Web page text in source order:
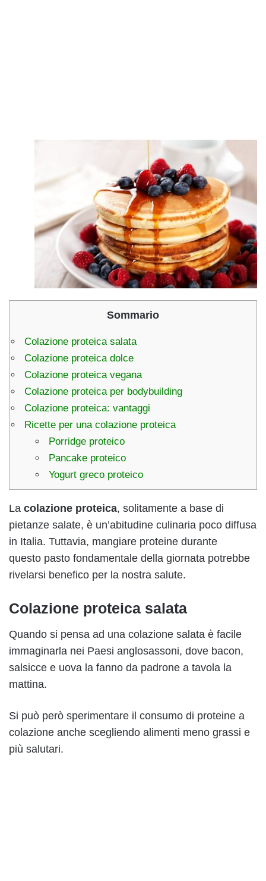
Sommario
Colazione proteica salata
Colazione proteica dolce
Colazione proteica vegana
Colazione proteica per bodybuilding
Colazione proteica: vantaggi
Ricette per una colazione proteica
Porridge proteico
Pancake proteico
Yogurt greco proteico
La colazione proteica, solitamente a base di
pietanze salate, è un’abitudine culinaria poco diffusa
in Italia. Tuttavia, mangiare proteine durante
questo pasto fondamentale della giornata potrebbe
rivelarsi benefico per la nostra salute.
Colazione proteica salata
Quando si pensa ad una colazione salata è facile
immaginarla nei Paesi anglosassoni, dove bacon,
salsicce e uova la fanno da padrone a tavola la
mattina.
Si può però sperimentare il consumo di proteine a
colazione anche scegliendo alimenti meno grassi e
più salutari.